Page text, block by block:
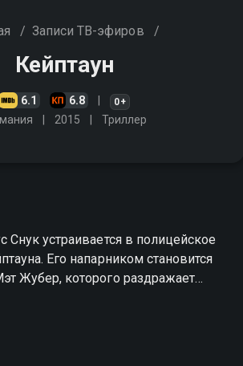
/ Записи ТВ-эфиров /
Кейптаун
6.1 6.8 0+
2015 Триллер
Снук устраивается в полицейское
Его напарником становится
Жубер, которого раздражает
однако во время поисков